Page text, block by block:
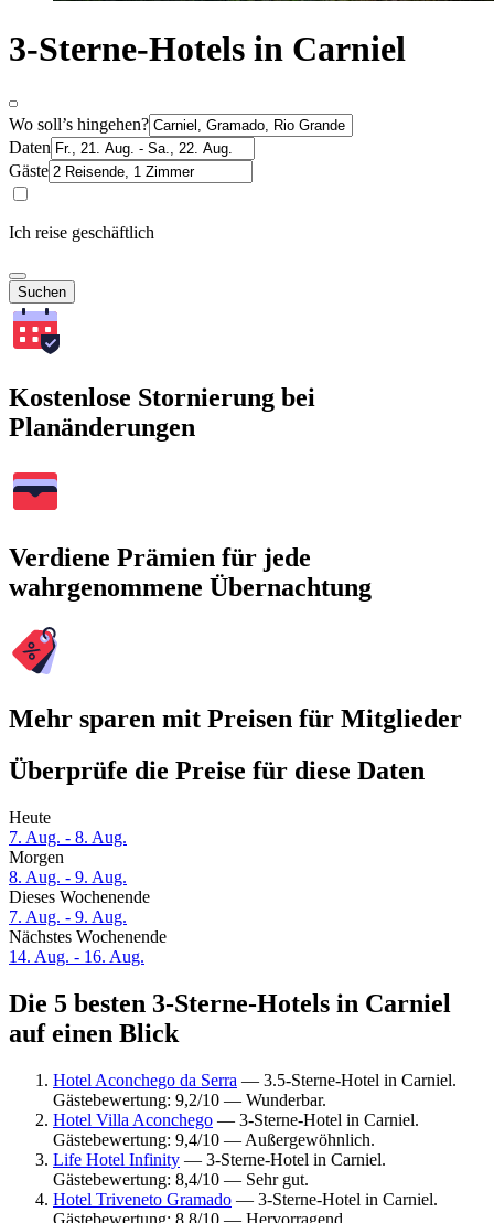
3-Sterne-Hotels in Carniel
Wo soll’s hingehen?
Daten
Gäste
Ich reise geschäftlich
Suchen
Kostenlose Stornierung bei
Planänderungen
Verdiene Prämien für jede
wahrgenommene Übernachtung
Mehr sparen mit Preisen für Mitglieder
Überprüfe die Preise für diese Daten
Heute
7. Aug. - 8. Aug.
Morgen
8. Aug. - 9. Aug.
Dieses Wochenende
7. Aug. - 9. Aug.
Nächstes Wochenende
14. Aug. - 16. Aug.
Die 5 besten 3-Sterne-Hotels in Carniel
auf einen Blick
Hotel Aconchego da Serra — 3.5-Sterne-Hotel in Carniel.
Gästebewertung: 9,2/10 — Wunderbar.
Hotel Villa Aconchego — 3-Sterne-Hotel in Carniel.
Gästebewertung: 9,4/10 — Außergewöhnlich.
Life Hotel Infinity — 3-Sterne-Hotel in Carniel.
Gästebewertung: 8,4/10 — Sehr gut.
Hotel Triveneto Gramado — 3-Sterne-Hotel in Carniel.
Gästebewertung: 8,8/10 — Hervorragend.